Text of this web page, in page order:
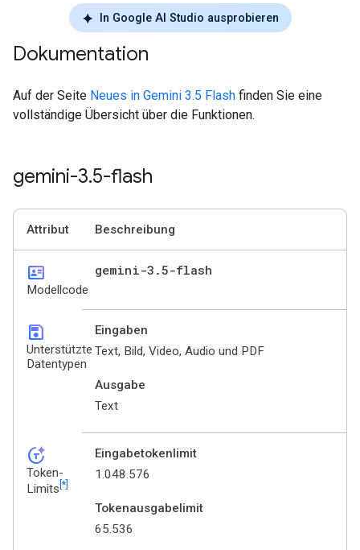
In Google AI Studio ausprobieren
Dokumentation
Auf der Seite Neues in Gemini 3.5 Flash finden Sie eine
vollständige Übersicht über die Funktionen.
gemini-3.5-flash
Attribut Beschreibung
id_card
Modellcode
gemini-3 .5-flash
save
Unterstützte
Datentypen
Eingaben
Text, Bild, Video, Audio und PDF
Ausgabe
Text
token_auto
Token-
Limits [*]
Eingabetokenlimit
1.048.576
Tokenausgabelimit
65.536